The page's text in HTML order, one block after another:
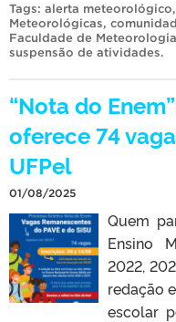
Tags: alerta meteorológico,
Meteorológicas,
Faculdade de Meteorologia
suspensão de atividades.
“Nota do
oferece 74
UFPel
01/08/2025
Quem
Ensino
2022,
redação
escolar